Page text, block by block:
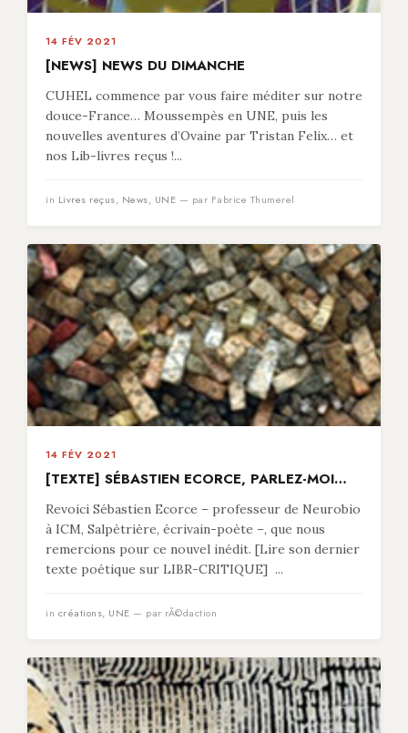
14 FÉV 2021
[NEWS] NEWS DU DIMANCHE
CUHEL commence par vous faire méditer sur notre
douce-France… Moussempès en UNE, puis les
nouvelles aventures d’Ovaine par Tristan Felix… et
nos Lib-livres reçus !...
in Livres reçus, News, UNE — par Fabrice Thumerel
14 FÉV 2021
[TEXTE] SÉBASTIEN ECORCE, PARLEZ-MOI…
Revoici Sébastien Ecorce – professeur de Neurobio
à ICM, Salpètrière, écrivain-poète –, que nous
remercions pour ce nouvel inédit. [Lire son dernier
texte poétique sur LIBR-CRITIQUE] ...
in créations, UNE — par rÃ©daction